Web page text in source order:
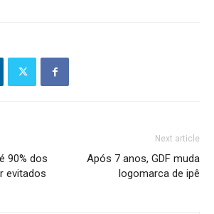
90% dos
evitados
Next article
Após 7 anos, GDF muda
logomarca de ipê